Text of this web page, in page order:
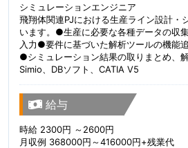
シミュレーションエンジニア
飛翔体関連PJにおける生産ライン設計・
います。●生産に必要な各種データの収
入力●要件に基づいた解析ツールの機能
●シミュレーション結果の取りまとめ、
Simio、DBソフト、CATIA V5
給与
時給 2300円 ～2600円
月収例 368000円～416000円+残業代